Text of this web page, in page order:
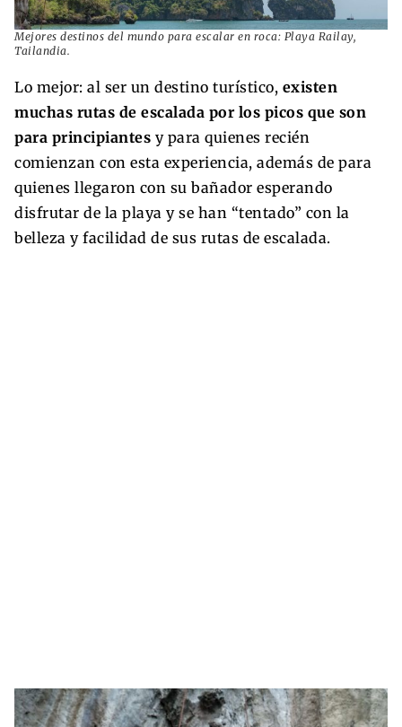
Mejores destinos del mundo para escalar en roca: Playa Railay,
Tailandia.
Lo mejor: al ser un destino turístico, existen
muchas rutas de escalada por los picos que son
para principiantes y para quienes recién
comienzan con esta experiencia, además de para
quienes llegaron con su bañador esperando
disfrutar de la playa y se han “tentado” con la
belleza y facilidad de sus rutas de escalada.